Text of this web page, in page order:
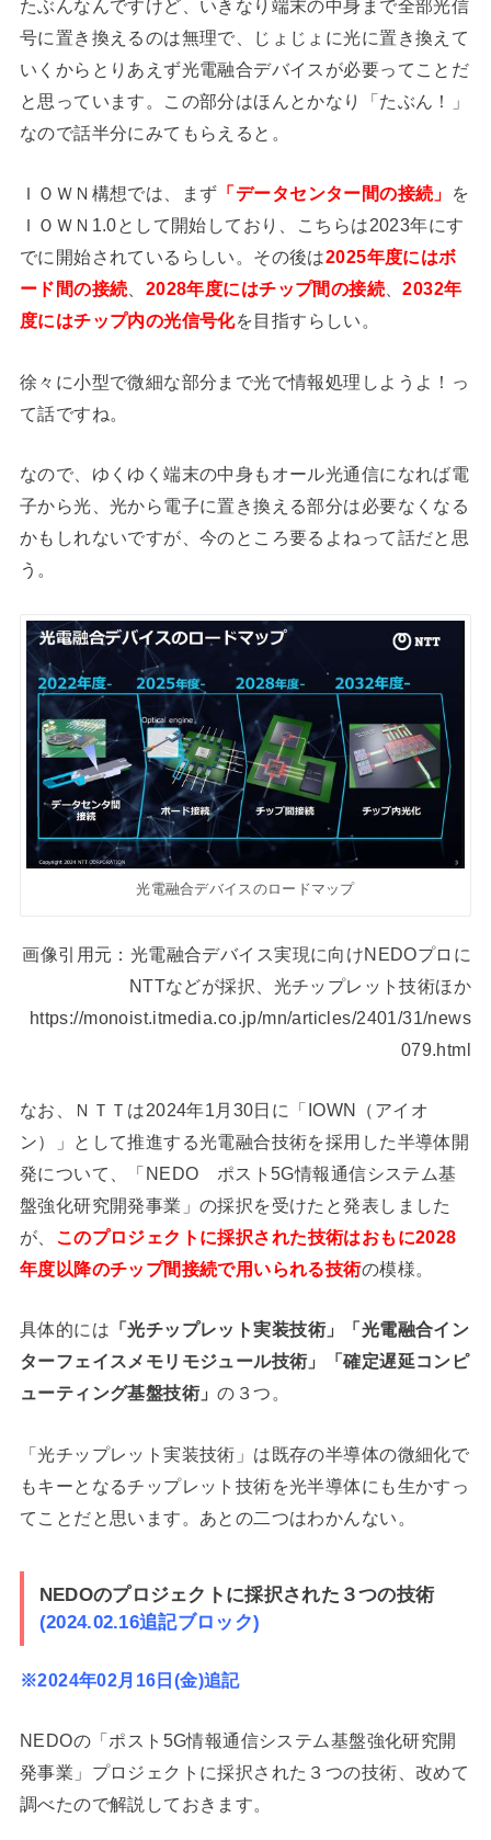
たぶんなんですけど、いきなり端末の中身まで全部光信
号に置き換えるのは無理で、じょじょに光に置き換えて
いくからとりあえず光電融合デバイスが必要ってことだ
と思っています。この部分はほんとかなり「たぶん！」
なので話半分にみてもらえると。
ＩＯＷＮ構想では、まず 「データセンター間の接続」
を
ＩＯＷＮ1.0として開始しており、こちらは2023年にす
でに開始されているらしい。その後は2025年度にはボ
ード間の接続
2028年度にはチップ間の接続 、2032年
度にはチップ内の光信号化を目指すらしい。
徐々に小型で微細な部分まで光で情報処理しようよ！っ
て話ですね。
なので、ゆくゆく端末の中身もオール光通信になれば電
子から光、光から電子に置き換える部分は必要なくなる
かもしれないですが、今のところ要るよねって話だと思
う。
光電融合デバイスのロードマップ
画像引用元：光電融合デバイス実現に向けNEDOプロに
NTTなどが採択、光チップレット技術ほか
https://monoist.itmedia.co.jp/mn/articles/2401/31/news
079.html
なお、ＮＴＴは2024年1月30日に「IOWN（アイオ
ン）」として推進する光電融合技術を採用した半導体開
発について、「NEDO ポスト5G情報通信システム基
盤強化研究開発事業」の採択を受けたと発表しました
が、 このプロジェクトに採択された技術はおもに2028
年度以降のチップ間接続で用いられる技術の模様。
具体的には 「光チップレット実装技術」「光電融合イン
ターフェイスメモリモジュール技術」「確定遅延コンピ
ューティング基盤技術」の３つ。
「光チップレット実装技術」は既存の半導体の微細化で
もキーとなるチップレット技術を光半導体にも生かすっ
てことだと思います。あとの二つはわかんない。
NEDOのプロジェクトに採択された３つの技術
(2024.02.16追記ブロック)
※2024年02月16日(金)追記
NEDOの「ポスト5G情報通信システム基盤強化研究開
発事業」プロジェクトに採択された３つの技術、改めて
調べたので解説しておきます。